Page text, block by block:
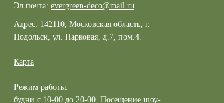
Эл.почта: evergreen-deco@mail.ru
Адрес: 142110, Московская область, г.
Подольск, ул. Парковая, д.7, пом.4.
Карта
Режим работы:
будни с 10-00 до 20-00. Посещение шоу-